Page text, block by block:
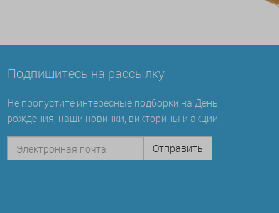
Подпишитесь на рассылку
Не пропустите интересные подборки на День
рождения, наши новинки, викторины и акции.